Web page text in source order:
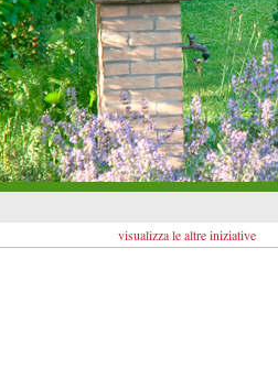
visualizza le altre iniziative